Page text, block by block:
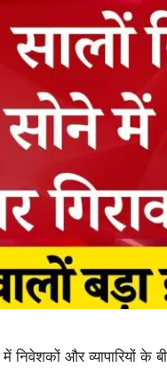
निवेशकों और व्यापारियों